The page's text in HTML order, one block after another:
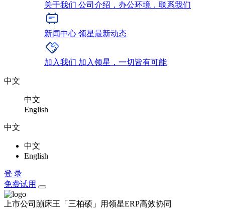
关于我们 公司介绍，办公环境，联系我们
新闻中心 领星最新动态
加入我们 加入领星，一切皆有可能
中文
中文
English
中文
中文
English
登 录
免费试用
上市公司蹦床王「三柏硕」用领星ERP高效协同